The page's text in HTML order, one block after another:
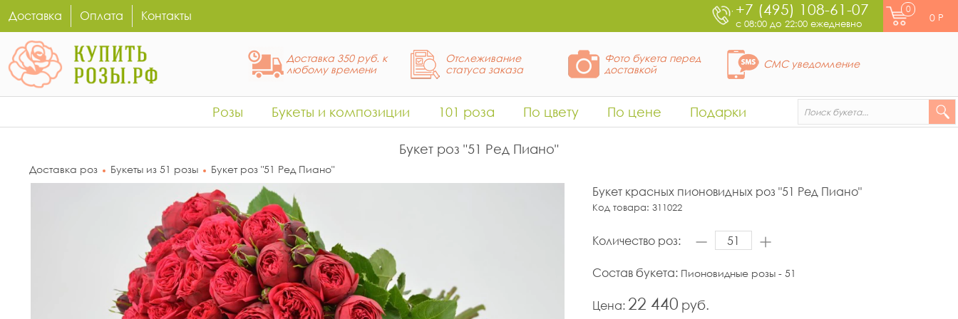
Доставка Оплата Контакты +7 (495) 108-61-07
с 08:00 до 22:00 ежедневно
0
0 Р
Доставка 350 руб. к
любому времени
Отслеживание
статуса заказа
Фото букета перед
доставкой
СМС уведомление
Розы Букеты и композиции 101 роза По цвету По цене Подарки
Букет роз "51 Ред Пиано"
Доставка роз Букеты из 51 розы Букет роз "51 Ред Пиано"
Букет красных пионовидных роз "51 Ред Пиано"
Код товара: 311022
Количество роз:
Состав букета: Пионовидные розы - 51
Цена: 22 440 руб.